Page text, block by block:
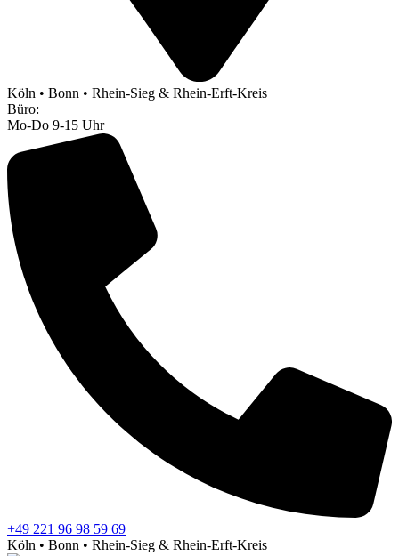
Köln • Bonn • Rhein-Sieg & Rhein-Erft-Kreis
Büro:
Mo-Do 9-15 Uhr
+49 221 96 98 59 69
Köln • Bonn • Rhein-Sieg & Rhein-Erft-Kreis